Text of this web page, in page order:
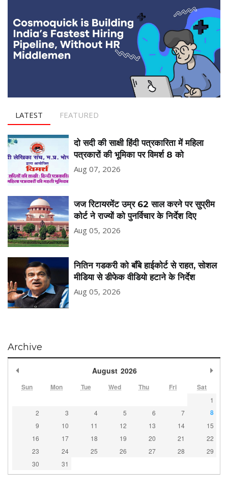
LATEST FEATURED
दो सदी की साक्षी हिंदी पत्रकारिता में महिला
पत्रकारों की भूमिका पर विमर्श 8 को
Aug 07, 2026
जज रिटायरमेंट उम्र 62 साल करने पर सुप्रीम
कोर्ट ने राज्यों को पुनर्विचार के निर्देश दिए
Aug 05, 2026
नितिन गडकरी को बॉंबे हाईकोर्ट से राहत, सोशल
मीडिया से डीफेक वीडियो हटाने के निर्देश
Aug 05, 2026
Archive
August 2026
Sun Mon Tue Wed Thu Fri Sat
1
2
3 4 5 6 7 8
9 10 11 12 13 14
15
16
17 18 19 20 21
22
23
24 25 26 27 28
29
30
31